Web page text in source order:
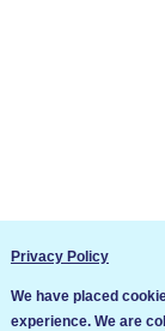
Общи
Privacy Policy
We have placed
experience. We are